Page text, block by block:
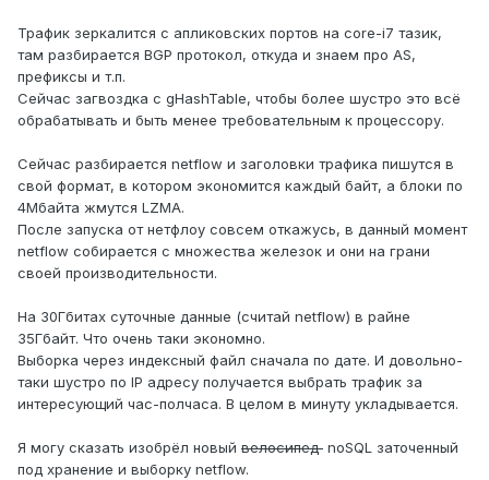
Трафик зеркалится с апликовских портов на core-i7 тазик,
там разбирается BGP протокол, откуда и знаем про AS,
префиксы и т.п.
Сейчас загвоздка с gHashTable, чтобы более шустро это всё
обрабатывать и быть менее требовательным к процессору.
Сейчас разбирается netflow и заголовки трафика пишутся в
свой формат, в котором экономится каждый байт, а блоки по
4Мбайта жмутся LZMA.
После запуска от нетфлоу совсем откажусь, в данный момент
netflow собирается с множества железок и они на грани
своей производительности.
На 30Гбитах суточные данные (считай netflow) в райне
35Гбайт. Что очень таки экономно.
Выборка через индексный файл сначала по дате. И довольно-
таки шустро по IP адресу получается выбрать трафик за
интересующий час-полчаса. В целом в минуту укладывается.
Я могу сказать изобрёл новый велосипед noSQL заточенный
под хранение и выборку netflow.